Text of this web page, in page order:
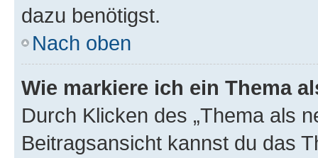
dazu benötigst.
Nach oben
Wie markiere ich ein Thema
Durch Klicken des „Thema als
Beitragsansicht kannst du das